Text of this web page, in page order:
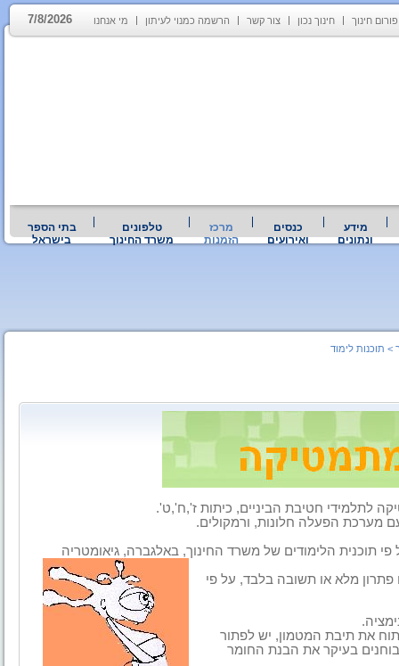
פורום חינוך חינוך נכון צור קשר הרשמה כמנוי לעיתון מי אנחנו 7/8/2026
מידע
ונתונים
כנסים
ואירועים
מרכז
הזמנות
טלפונים
משרד החינוך
בתי הספר
בישראל
> תוכנות לימוד
לתלמידי חטיבת הביניים, כיתות ז',ח',ט'.
מערכת הפעלה חלונות, ורמקולים.
תוכנית הלימודים של משרד החינוך, באלגברה, גיאומטריה
פתרון מלא או תשובה בלבד, על פי
את תיבת המטמון, יש לפתור
בעיקר את הבנת החומר